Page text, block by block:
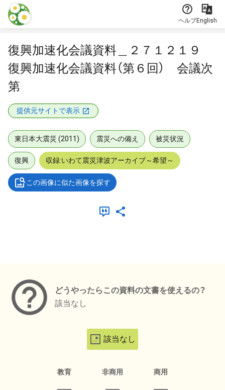
本文に飛ぶ
ヘルプEnglish
復興加速化会議資料＿２７１２１９
復興加速化会議資料（第６回） 会議次
第
提供元サイトで表示
東日本大震災 (2011) 震災への備え 被災状況
復興 収録:いわて震災津波アーカイブ～希望～
この画像に似た画像を探す
どうやったらこの資料の文書を使えるの？
該当なし
該当なし
教育 非商用 商用